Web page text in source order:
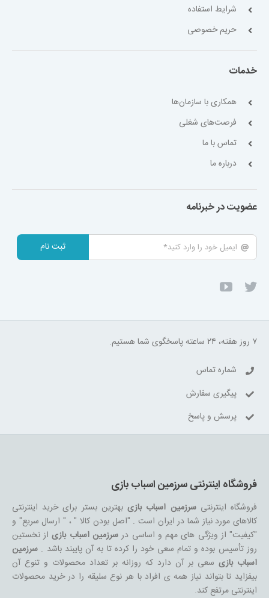
شرایط استفاده
حریم خصوصی
خدمات
همکاری با سازمان‌ها
فرصت‌های شغلی
تماس با ما
درباره ما
عضویت در خبرنامه
ثبت نام
۷ روز هفته، ۲۴ ساعته پاسخگوی شما هستیم.
شماره تماس
پیگیری سفارش
پرسش و پاسخ
فروشگاه اینترنتی سرزمین اسباب بازی
فروشگاه اینترنتیسرزمین اسباب بازیبهترین بستر برای خرید اینترنتی
کالاهای مورد نیاز شما در ایران است . "اصل بودن کالا " ، " ارسال سریع" و
"کیفیت" از ویژگی های مهم و اساسی در سرزمین اسباب بازیاز نخستین
روز تأسیس بوده و تمام سعی خود را کرده تا به آن پایبند باشد .سرزمین
اسباب بازیسعی بر آن دارد که روزانه بر تعداد محصولات و تنوع آن
بیفزاید تا بتواند نیاز همه ی افراد با هر نوع سلیقه را در خرید محصولات
اینترنتی مرتفع کند.